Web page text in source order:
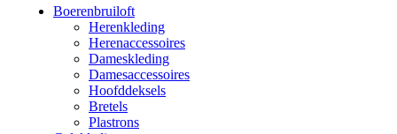
Boerenbruiloft
Herenkleding
Herenaccessoires
Dameskleding
Damesaccessoires
Hoofddeksels
Bretels
Plastrons